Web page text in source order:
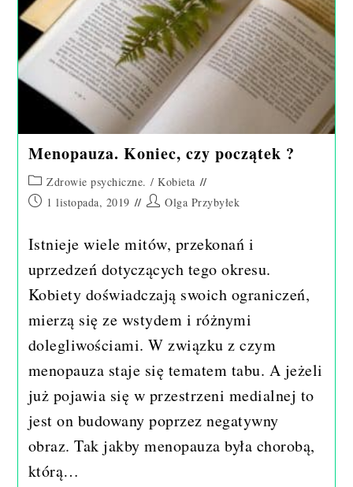
Menopauza. Koniec, czy początek ?
Post
category:
Zdrowie psychiczne. / Kobieta
Post 1 listopada, 2019
PostOlga Przybyłek
Istnieje wiele mitów, przekonań i
uprzedzeń dotyczących tego okresu.
Kobiety doświadczają swoich ograniczeń,
mierzą się ze wstydem i różnymi
dolegliwościami. W związku z czym
menopauza staje się tematem tabu. A jeżeli
już pojawia się w przestrzeni medialnej to
jest on budowany poprzez negatywny
obraz. Tak jakby menopauza była chorobą,
którą…